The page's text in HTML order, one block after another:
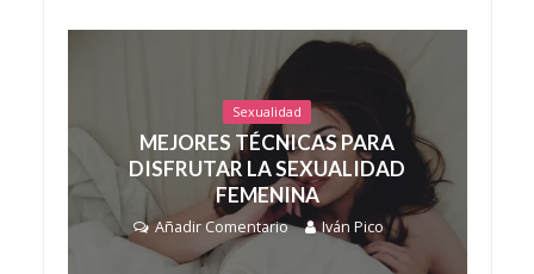
Sexualidad
MEJORES TÉCNICAS PARA
DISFRUTAR LA SEXUALIDAD
FEMENINA
Añadir Comentario Iván Pico